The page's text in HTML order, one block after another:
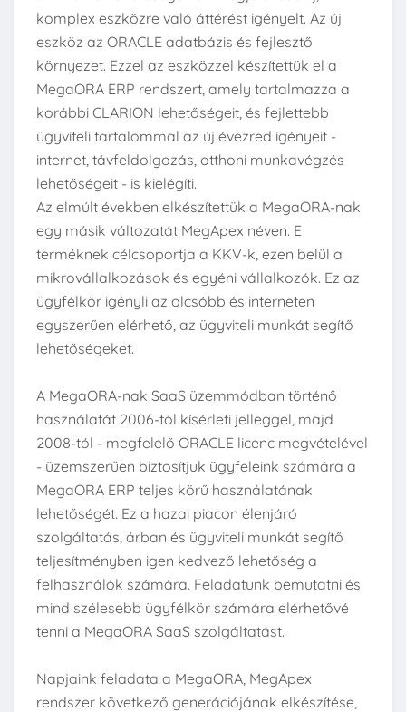
komplex eszközre való áttérést igényelt. Az új
eszköz az ORACLE adatbázis és fejlesztő
környezet. Ezzel az eszközzel készítettük el a
MegaORA ERP rendszert, amely tartalmazza a
korábbi CLARION lehetőségeit, és fejlettebb
ügyviteli tartalommal az új évezred igényeit -
internet, távfeldolgozás, otthoni munkavégzés
lehetőségeit - is kielégíti.
Az elmúlt években elkészítettük a MegaORA-nak
egy másik változatát MegApex néven. E
terméknek célcsoportja a KKV-k, ezen belül a
mikrovállalkozások és egyéni vállalkozók. Ez az
ügyfélkör igényli az olcsóbb és interneten
egyszerűen elérhető, az ügyviteli munkát segítő
lehetőségeket.
A MegaORA-nak SaaS üzemmódban történő
használatát 2006-tól kísérleti jelleggel, majd
2008-tól - megfelelő ORACLE licenc megvételével
- üzemszerűen biztosítjuk ügyfeleink számára a
MegaORA ERP teljes körű használatának
lehetőségét. Ez a hazai piacon élenjáró
szolgáltatás, árban és ügyviteli munkát segítő
teljesítményben igen kedvező lehetőség a
felhasználók számára. Feladatunk bemutatni és
mind szélesebb ügyfélkör számára elérhetővé
tenni a MegaORA SaaS szolgáltatást.
Napjaink feladata a MegaORA, MegApex
rendszer következő generációjának elkészítése,